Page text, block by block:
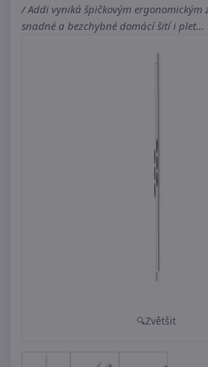
/ Addi vyniká špičkovým
snadné a bezchybné domácí šití i plet...
Zvětšit